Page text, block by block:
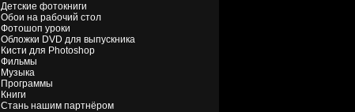
Детские фотокниги
Обои на рабочий стол
Фотошоп уроки
Обложки DVD для выпускника
Кисти для Photoshop
Фильмы
Музыка
Программы
Книги
Стань нашим партнёром